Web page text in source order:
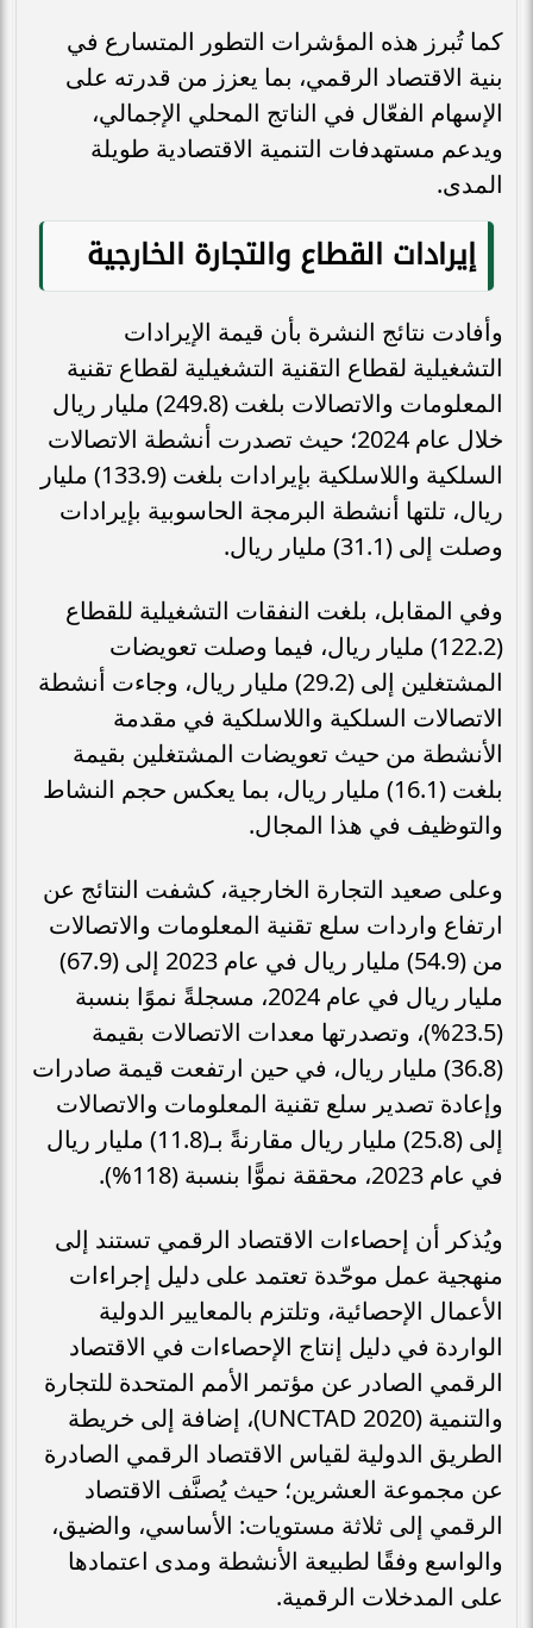
كما تُبرز هذه المؤشرات التطور المتسارع في
بنية الاقتصاد الرقمي، بما يعزز من قدرته على
الإسهام الفعّال في الناتج المحلي الإجمالي،
ويدعم مستهدفات التنمية الاقتصادية طويلة
المدى.
إيرادات القطاع والتجارة الخارجية
وأفادت نتائج النشرة بأن قيمة الإيرادات
التشغيلية لقطاع التقنية التشغيلية لقطاع تقنية
المعلومات والاتصالات بلغت (249.8) مليار ريال
خلال عام 2024؛ حيث تصدرت أنشطة الاتصالات
السلكية واللاسلكية بإيرادات بلغت (133.9) مليار
ريال، تلتها أنشطة البرمجة الحاسوبية بإيرادات
وصلت إلى (31.1) مليار ريال.
وفي المقابل، بلغت النفقات التشغيلية للقطاع
(122.2) مليار ريال، فيما وصلت تعويضات
المشتغلين إلى (29.2) مليار ريال، وجاءت أنشطة
الاتصالات السلكية واللاسلكية في مقدمة
الأنشطة من حيث تعويضات المشتغلين بقيمة
بلغت (16.1) مليار ريال، بما يعكس حجم النشاط
والتوظيف في هذا المجال.
وعلى صعيد التجارة الخارجية، كشفت النتائج عن
ارتفاع واردات سلع تقنية المعلومات والاتصالات
من (54.9) مليار ريال في عام 2023 إلى (67.9)
مليار ريال في عام 2024، مسجلةً نموًا بنسبة
(23.5%)، وتصدرتها معدات الاتصالات بقيمة
(36.8) مليار ريال، في حين ارتفعت قيمة صادرات
وإعادة تصدير سلع تقنية المعلومات والاتصالات
إلى (25.8) مليار ريال مقارنةً بـ(11.8) مليار ريال
في عام 2023، محققة نموًّا بنسبة (118%).
ويُذكر أن إحصاءات الاقتصاد الرقمي تستند إلى
منهجية عمل موحّدة تعتمد على دليل إجراءات
الأعمال الإحصائية، وتلتزم بالمعايير الدولية
الواردة في دليل إنتاج الإحصاءات في الاقتصاد
الرقمي الصادر عن مؤتمر الأمم المتحدة للتجارة
والتنمية (UNCTAD 2020)، إضافة إلى خريطة
الطريق الدولية لقياس الاقتصاد الرقمي الصادرة
عن مجموعة العشرين؛ حيث يُصنَّف الاقتصاد
الرقمي إلى ثلاثة مستويات: الأساسي، والضيق،
والواسع وفقًا لطبيعة الأنشطة ومدى اعتمادها
على المدخلات الرقمية.